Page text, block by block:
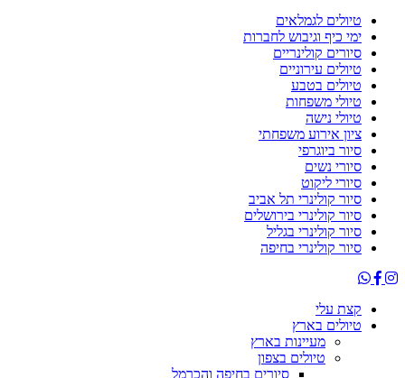
טיולים לגמלאים
ימי כיף וגיבוש לחברות
סיורים קולינריים
טיולים עירוניים
טיולים בטבע
טיולי משפחות
טיולי נישה
ציון אירוע משפחתי
סיור ביוגרפי
סיורי נשים
סיורי ליקוט
סיור קולינרי תל אביב
סיור קולינרי בירושלים
סיור קולינרי בגליל
סיור קולינרי בחיפה
קצת עלי
טיולים בארץ
מעיינות בארץ
טיולים בצפון
סיורים בחיפה והכרמל